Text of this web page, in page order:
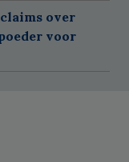
over
voor